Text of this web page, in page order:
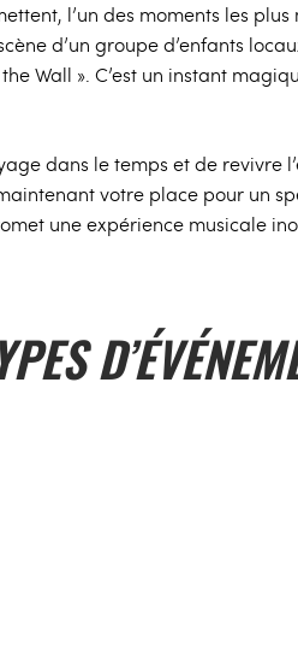
l’un des moments les
d’un groupe d’enfants
Wall ». C’est un instant
dans le temps et de revivre
votre place pour un
une expérience musicale